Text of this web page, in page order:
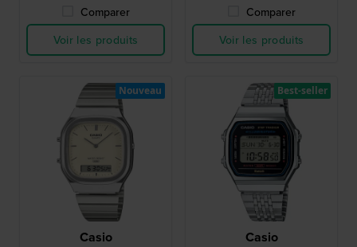
Comparer
Voir les produits
Comparer
Voir les produits
Casio
Nouveau
Casio
Best-seller